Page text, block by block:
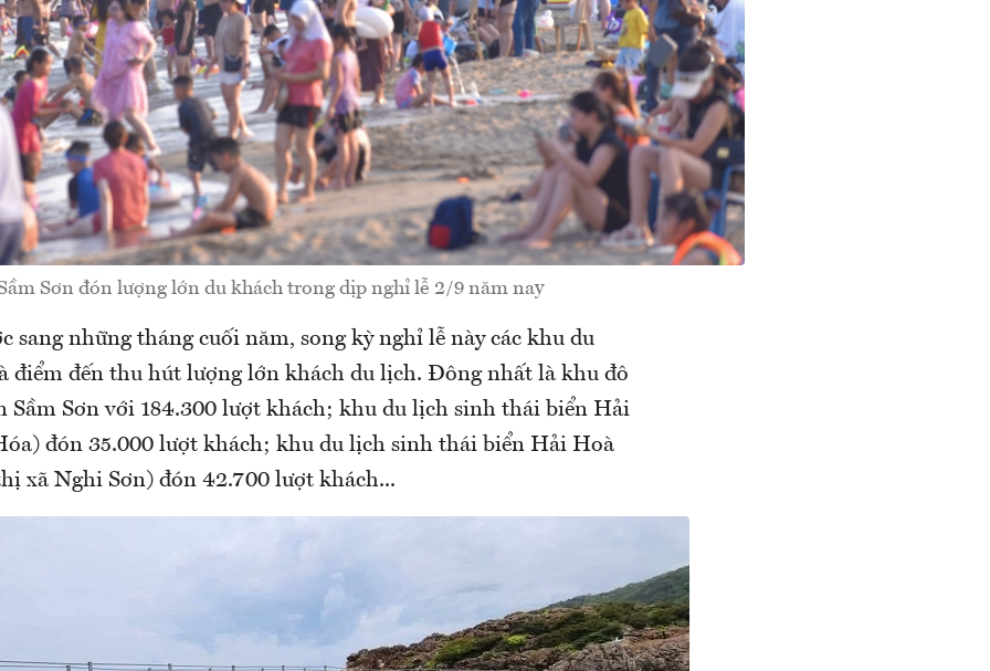
Sơn đón lượng lớn du khách trong dịp nghỉ lễ 2/9 năm nay
sang những tháng cuối năm, song kỳ nghỉ lễ này các khu du
điểm đến thu hút lượng lớn khách du lịch. Đông nhất là khu đô
Sầm Sơn với 184.300 lượt khách; khu du lịch sinh thái biển Hải
đón 35.000 lượt khách; khu du lịch sinh thái biển Hải Hoà
xã Nghi Sơn) đón 42.700 lượt khách...